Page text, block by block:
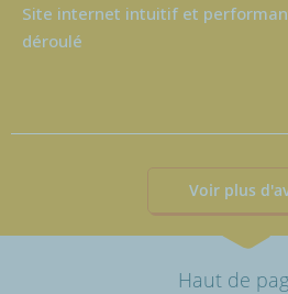
Site internet intuitif et
déroulé
Voir plus
Haut de